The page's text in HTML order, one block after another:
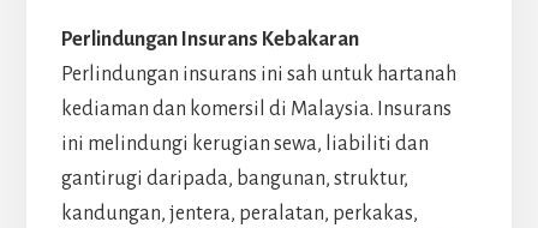
Perlindungan Insurans Kebakaran
Perlindungan insurans ini sah untuk hartanah
kediaman dan komersil di Malaysia. Insurans
ini melindungi kerugian sewa, liabiliti dan
gantirugi daripada, bangunan, struktur,
kandungan, jentera, peralatan, perkakas,